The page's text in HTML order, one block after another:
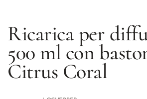
Ricarica per
500 ml con
Citrus Coral